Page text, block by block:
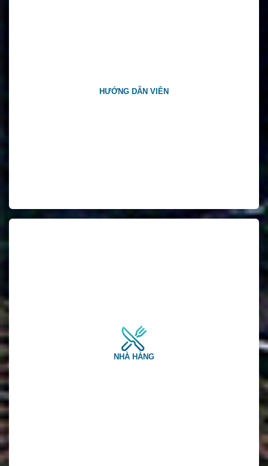
HƯỚNG DẪN VIÊN
NHÀ HÀNG